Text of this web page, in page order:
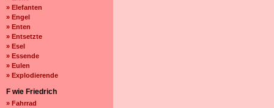
» Elefanten
» Engel
» Enten
» Entsetzte
» Esel
» Essende
» Eulen
» Explodierende
F wie Friedrich
» Fahrrad